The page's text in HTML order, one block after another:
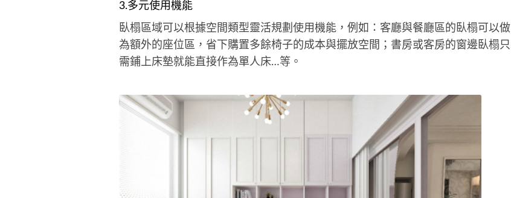
3.多元使用機能
臥榻區域可以根據空間類型靈活規劃使用機能，例如：客廳與餐廳區的臥榻可以做
為額外的座位區，省下購置多餘椅子的成本與擺放空間；書房或客房的窗邊臥榻只
需鋪上床墊就能直接作為單人床…等。